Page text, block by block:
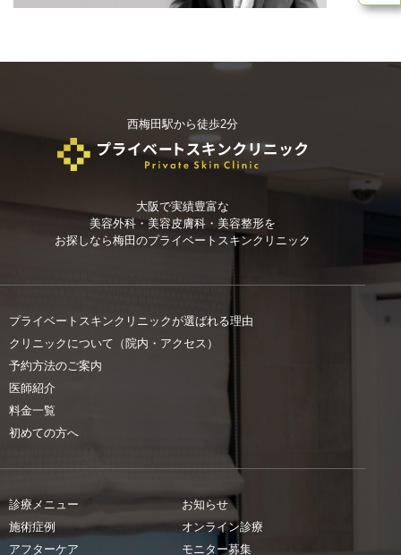
西梅田駅から徒歩2分
大阪で実績豊富な
美容外科・美容皮膚科・美容整形を
お探しなら梅田のプライベートスキンクリニック
プライベートスキンクリニックが選ばれる理由
クリニックについて（院内・アクセス）
予約方法のご案内
医師紹介
料金一覧
初めての方へ
診療メニュー
施術症例
アフターケア
お知らせ
オンライン診療
モニター募集